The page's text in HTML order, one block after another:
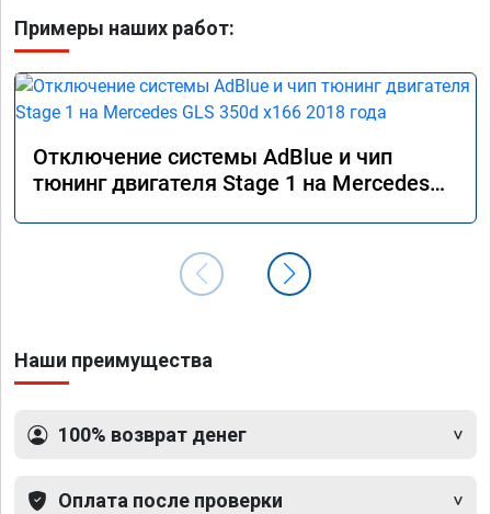
Примеры наших работ:
Отключение системы AdBlue и чип
тюнинг двигателя Stage 1 на Mercedes
Наши преимущества
100% возврат денег
Оплата после проверки